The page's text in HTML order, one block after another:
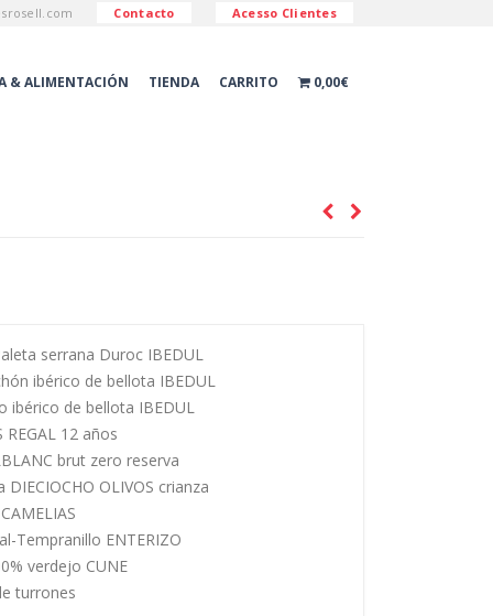
Contacto Acesso Clientes
& ALIMENTACIÓN TIENDA CARRITO 0,00€
serrana Duroc IBEDUL
ibérico de bellota IBEDUL
ibérico de bellota IBEDUL
REGAL 12 años
brut zero reserva
OLIVOS crianza
Tempranillo ENTERIZO
verdejo CUNE
turrones